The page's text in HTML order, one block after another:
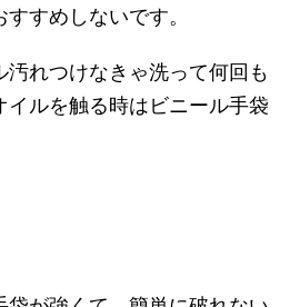
すめしないです。
れつけなきゃ洗って何回も
ルを触る時はビニール手袋